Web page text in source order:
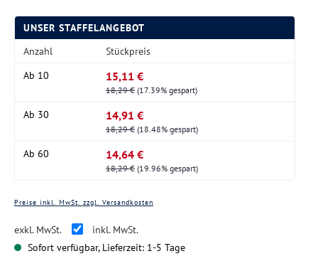
UNSER STAFFELANGEBOT
Anzahl
Stückpreis
Ab 10 15,11 €
18,29 € (17.39% gespart)
Ab 30 14,91 €
18,29 € (18.48% gespart)
Ab 60 14,64 €
18,29 € (19.96% gespart)
Preise inkl. MwSt. zzgl. Versandkosten
exkl. MwSt.
inkl. MwSt.
Sofort verfügbar, Lieferzeit: 1-5 Tage